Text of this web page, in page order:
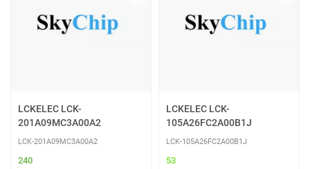
LCKELEC LCK-
201A09MC3A00A2
LCK-201A09MC3A00A2
240
LCKELEC LCK-
105A26FC2A00B1J
LCK-105A26FC2A00B1J
53